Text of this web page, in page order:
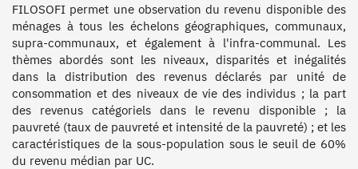
FILOSOFI permet une observation du revenu disponible des
ménages à tous les échelons géographiques, communaux,
supra-communaux, et également à l'infra-communal. Les
thèmes abordés sont les niveaux, disparités et inégalités
dans la distribution des revenus déclarés par unité de
consommation et des niveaux de vie des individus ; la part
des revenus catégoriels dans le revenu disponible ; la
pauvreté (taux de pauvreté et intensité de la pauvreté) ; et les
caractéristiques de la sous-population sous le seuil de 60%
du revenu médian par UC.